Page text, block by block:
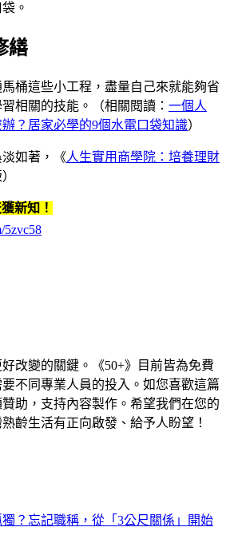
。
繕
桶這些小工程，盡量自己來就能夠省
相關的技能。（相關閱讀： 一個人
？居家必學的9個水電口袋知識）
淡如著，《人生實用商學院：培養理財
新知！
5zvc58
改變的關鍵。《50+》目前皆為免費
不同專業人員的投入。如您喜歡這篇
助，支持內容製作。希望我們在您的
齡生活有正向啟發、給予人盼望！
？忘記職稱，從「3公尺關係」開始